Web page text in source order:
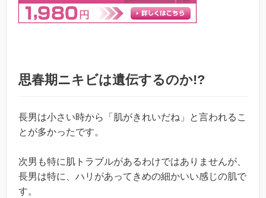
思春期ニキビは遺伝するのか!?
長男は小さい時から「肌がきれいだね」と言われるこ
とが多かったです。
次男も特に肌トラブルがあるわけではありませんが、
長男は特に、ハリがあってきめの細かいい感じの肌で
す。